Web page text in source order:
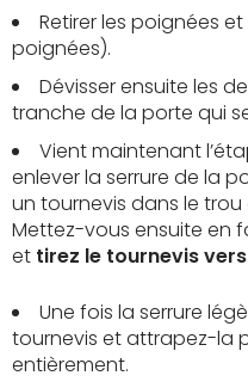
Retirer les poignées
poignées).
Dévisser ensuite les
tranche de la porte qui
Vient maintenant
enlever la serrure de la
un tournevis dans le
Mettez-vous ensuite en
et tirez le tournevis
Une fois la serrure
tournevis et attrapez-la
entièrement.